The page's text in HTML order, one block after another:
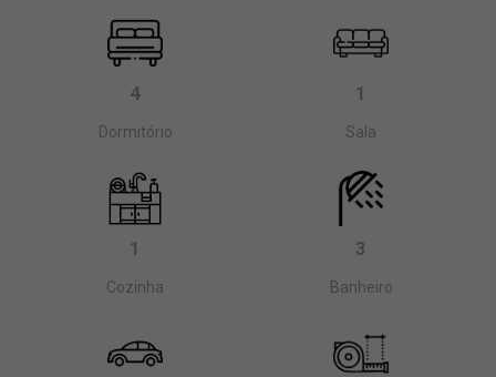
4
Dormitório
1
Sala
1
Cozinha
3
Banheiro